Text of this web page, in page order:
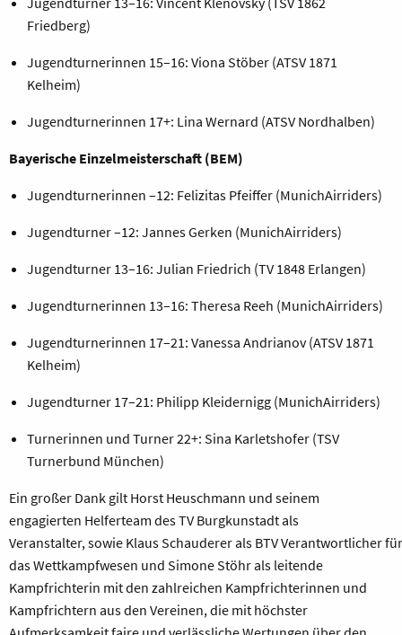
Friedberg)
Jugendturnerinnen 15–16: Viona Stöber (ATSV 1871
Kelheim)
Jugendturnerinnen 17+: Lina Wernard (ATSV Nordhalben)
Bayerische Einzelmeisterschaft (BEM)
Jugendturnerinnen –12: Felizitas Pfeiffer (MunichAirriders)
Jugendturner –12: Jannes Gerken (MunichAirriders)
Jugendturner 13–16: Julian Friedrich (TV 1848 Erlangen)
Jugendturnerinnen 13–16: Theresa Reeh (MunichAirriders)
Jugendturnerinnen 17–21: Vanessa Andrianov (ATSV 1871
Kelheim)
Jugendturner 17–21: Philipp Kleidernigg (MunichAirriders)
Turnerinnen und Turner 22+: Sina Karletshofer (TSV
Turnerbund München)
Ein großer Dank gilt Horst Heuschmann und seinem
engagierten Helferteam des TV Burgkunstadt als
Veranstalter, sowie Klaus Schauderer als BTV Verantwortlicher für
das Wettkampfwesen und Simone Stöhr als leitende
Kampfrichterin mit den zahlreichen Kampfrichterinnen und
Kampfrichtern aus den Vereinen, die mit höchster